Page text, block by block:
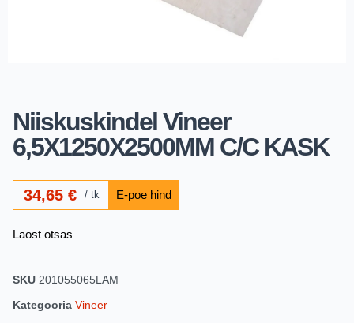
Niiskuskindel Vineer
6,5X1250X2500MM C/C KASK
34,65€ tk
Laost otsas
SKU 201055065LAM
Kategooria Vineer